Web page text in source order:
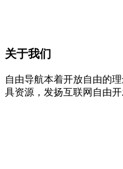
关于我们
自由导航本着开放自由的
具资源，发扬互联网自由开